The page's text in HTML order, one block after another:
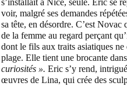
voir, malgré ses demandes
sa tête, en désordre. C’est
de la femme au regard perçant
dont le fils aux traits asiatiques
plage. Elle tient une brocante
curiosités ». Eric s’y rend,
œuvres de Lina, qui crée des